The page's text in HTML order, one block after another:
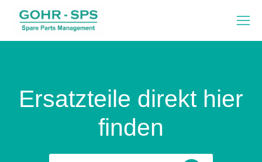
Ersatzteile direkt hier
finden